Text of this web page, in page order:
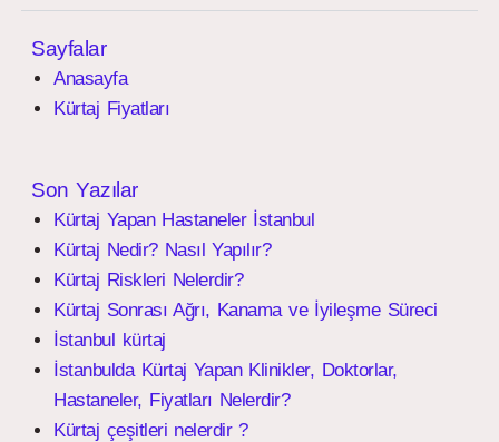
Sayfalar
Anasayfa
Kürtaj Fiyatları
Son Yazılar
Kürtaj Yapan Hastaneler İstanbul
Kürtaj Nedir? Nasıl Yapılır?
Kürtaj Riskleri Nelerdir?
Kürtaj Sonrası Ağrı, Kanama ve İyileşme Süreci
İstanbul kürtaj
İstanbulda Kürtaj Yapan Klinikler, Doktorlar,
Hastaneler, Fiyatları Nelerdir?
Kürtaj çeşitleri nelerdir ?